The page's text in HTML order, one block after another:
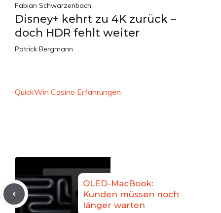
Fabian Schwarzenbach
Disney+ kehrt zu 4K zurück –
doch HDR fehlt weiter
Patrick Bergmann
QuickWin Casino Erfahrungen
OLED-MacBook:
Kunden müssen noch
länger warten